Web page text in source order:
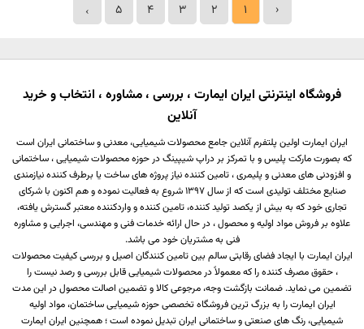
‹
1
2
3
4
5
›
فروشگاه اینترنتی ایران ایمارت ، بررسی ، مشاوره ، انتخاب و خرید
آنلاین
ایران ایمارت اولین پلتفرم آنلاین جامع محصولات شیمیایی، معدنی و ساختمانی ایران است
که بصورت مارکت پلیس و با تمرکز بر دراپ شیپینگ در حوزه محصولات شیمیایی ، ساختمانی
و افزودنی های معدنی و پلیمری ، تامین کننده نیاز پروژه های ساخت یا برطرف کننده نیازمندی
صنایع مختلف تولیدی است که از سال 1397 شروع به فعالیت نموده و هم اکنون با شرکای
تجاری خود که به بیش از یکصد تولید کننده، تامین کننده و واردکننده معتبر گسترش یافته،
علاوه بر فروش مواد اولیه و محصول ، در حال ارائه خدمات فنی و مهندسی، اجرایی و مشاوره
فنی به مشتریان خود می باشد.
ایران ایمارت با ایجاد فضای رقابتی سالم بین تامین کنندگان اصیل و بررسی کیفیت محصولات
، حقوق مصرف کننده را که معمولاً در محصولات شیمیایی قابل بررسی و رصد نیست را
تضمین می نماید. ضمانت بازگشت وجه، مرجوعی کالا و تضمین اصالت محصول در این مدت
ایران ایمارت را به بزرگ ترین فروشگاه تخصصی حوزه شیمیایی ساختمان، مواد اولیه
شیمیایی، رنگ های صنعتی و ساختمانی ایران تبدیل نموده است ؛ همچنین ایران ایمارت